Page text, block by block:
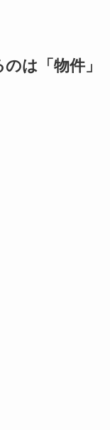
は「物件」